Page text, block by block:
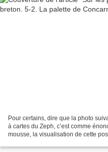
Pour certains, dire que la photo
à cartes du Zeph, c’est comme
mousse, la visualisation de cette